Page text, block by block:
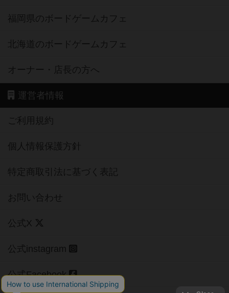
福岡県のボードゲームカフェ
北海道のボードゲームカフェ
オーナー・店長の方へ
運営者情報
ご利用規約
個人情報保護方針
特定商取引法に基づく表記
お問い合わせ
公式X
公式instagram
公式Facebook